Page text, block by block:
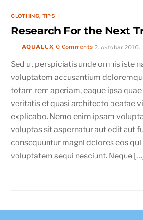
CLOTHING, TIPS
Research For the Next
AQUALUX 0 Comments 2. oktobar 2016.
Sed ut perspiciatis unde omnis iste
voluptatem accusantium
totam rem aperiam, eaque ipsa
veritatis et quasi architecto beatae
explicabo. Nemo enim ipsam
voluptas sit aspernatur aut odit aut
consequuntur magni dolores eos
voluptatem sequi nesciunt. Neque […]